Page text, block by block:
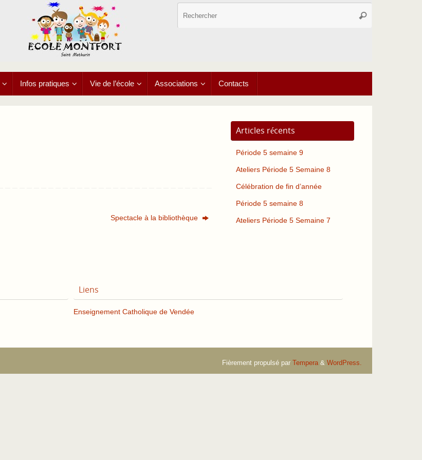
Rechercher
Infos pratiques Vie de l’école Associations Contacts
Spectacle à la bibliothèque
Articles récents
Période 5 semaine 9
Ateliers Période 5 Semaine 8
Célébration de fin d’année
Période 5 semaine 8
Ateliers Période 5 Semaine 7
Liens
Enseignement Catholique de Vendée
Fièrement propulsé par Tempera & WordPress.